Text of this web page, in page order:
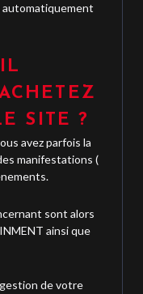
SITE ?
avez parfois la
manifestations (
sont alors
ainsi que
de votre